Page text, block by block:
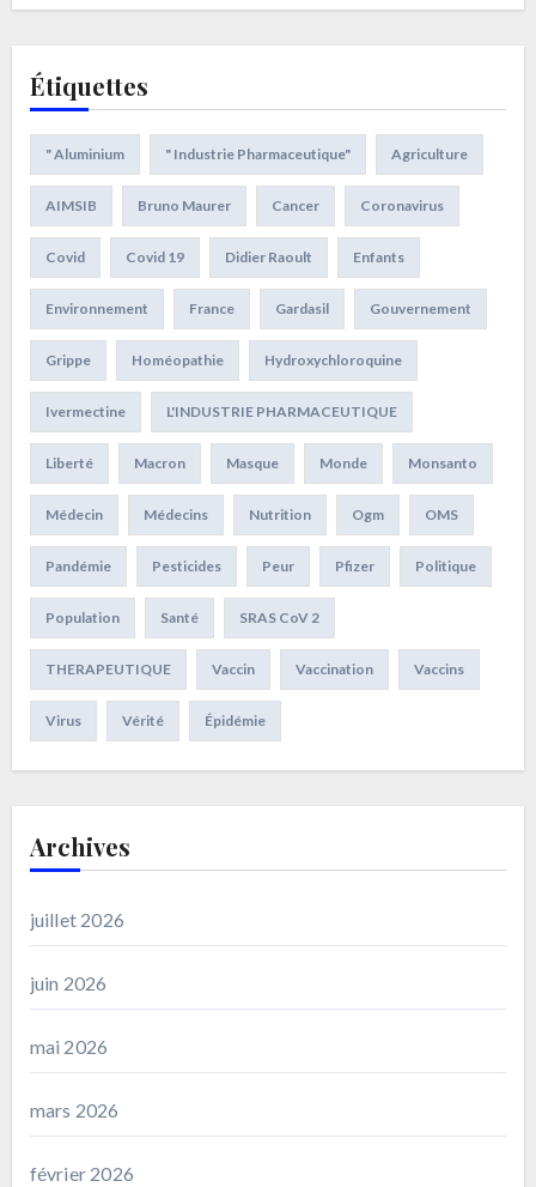
Étiquettes
" Aluminium " Industrie Pharmaceutique" Agriculture
AIMSIB Bruno Maurer Cancer Coronavirus
Covid Covid 19 Didier Raoult Enfants
Environnement France Gardasil Gouvernement
Grippe Homéopathie Hydroxychloroquine
Ivermectine L'INDUSTRIE PHARMACEUTIQUE
Liberté Macron Masque Monde Monsanto
Médecin Médecins Nutrition Ogm OMS
Pandémie Pesticides Peur Pfizer Politique
Population Santé SRAS CoV 2
THERAPEUTIQUE Vaccin Vaccination Vaccins
Virus Vérité Épidémie
Archives
juillet 2026
juin 2026
mai 2026
mars 2026
février 2026